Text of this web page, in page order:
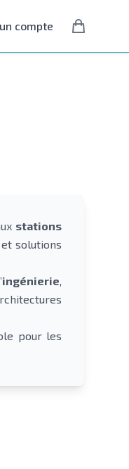
compte
stations
et solutions
ingénierie,
pour les